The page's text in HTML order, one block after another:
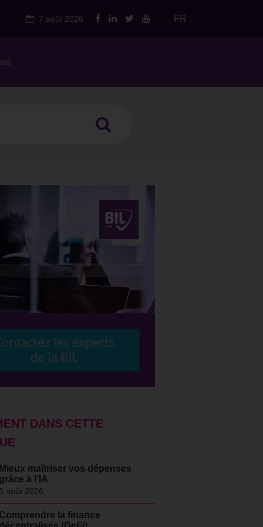
FR
7 août 2026
DANS CETTE
maîtriser vos dépenses
à l’IA
août 2026
la finance